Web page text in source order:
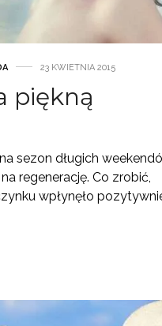
23 KWIETNIA 2015
piękną
sezon długich
regenerację. Co zrobić,
wpłynęło